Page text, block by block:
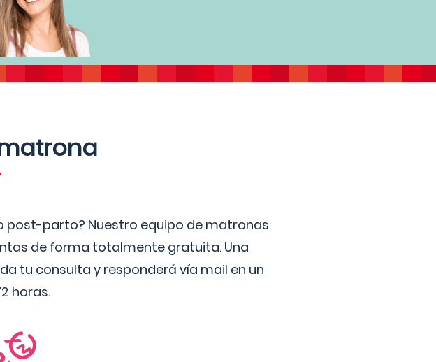
post-parto? Nuestro equipo de matronas
de forma totalmente gratuita. Una
tu consulta y responderá vía mail en un
horas.